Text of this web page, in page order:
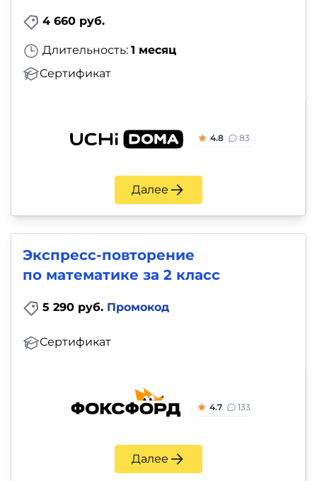
4 660 руб.
Длительность: 1 месяц
Сертификат
4.8 83
Далее
Экспресс-повторение
по математике за 2 класс
5 290 руб. Промокод
Сертификат
4.7 133
Далее